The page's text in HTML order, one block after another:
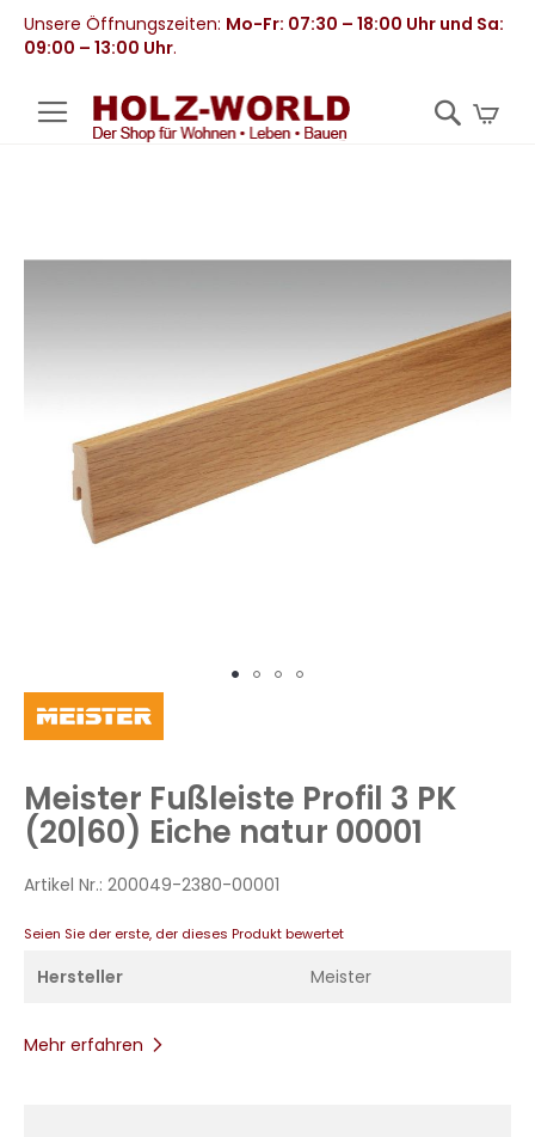
Unsere Öffnungszeiten: Mo-Fr: 07:30 – 18:00 Uhr und Sa:
09:00 – 13:00 Uhr.
Zum
Anfang
springen
Meister Fußleiste Profil 3 PK
(20|60) Eiche natur 00001
Artikel Nr.: 200049-2380-00001
Seien Sie der erste, der dieses Produkt bewertet
Hersteller Meister
Mehr erfahren